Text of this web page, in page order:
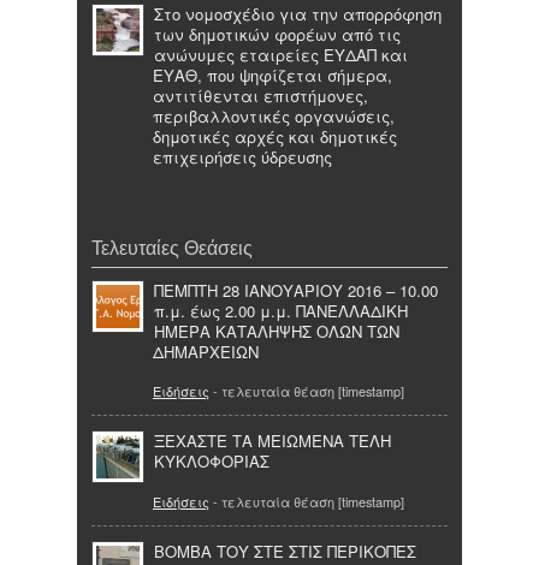
Στο νομοσχέδιο για την απορρόφηση
των δημοτικών φορέων από τις
ανώνυμες εταιρείες ΕΥΔΑΠ και
ΕΥΑΘ, που ψηφίζεται σήμερα,
αντιτίθενται επιστήμονες,
περιβαλλοντικές οργανώσεις,
δημοτικές αρχές και δημοτικές
επιχειρήσεις ύδρευσης
Τελευταίες Θεάσεις
ΠΕΜΠΤΗ 28 ΙΑΝΟΥΑΡΙΟΥ 2016 – 10.00
π.μ. έως 2.00 μ.μ. ΠΑΝΕΛΛΑΔΙΚΗ
ΗΜΕΡΑ ΚΑΤΑΛΗΨΗΣ ΟΛΩΝ ΤΩΝ
ΔΗΜΑΡΧΕΙΩΝ
Ειδήσεις - τελευταία θέαση [timestamp]
ΞΕΧΑΣΤΕ ΤΑ ΜΕΙΩΜΕΝΑ ΤΕΛΗ
ΚΥΚΛΟΦΟΡΙΑΣ
Ειδήσεις - τελευταία θέαση [timestamp]
ΒΟΜΒΑ ΤΟΥ ΣΤΕ ΣΤΙΣ ΠΕΡΙΚΟΠΕΣ